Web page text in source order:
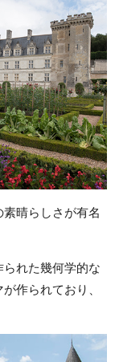
晴らしさが有名
れた幾何学的な
作られており、